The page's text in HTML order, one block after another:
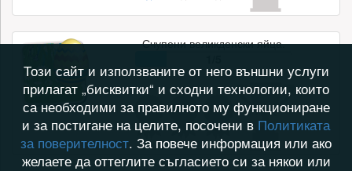
Счупени великденски яйца.
Този сайт и използваните от него външни услуги
прилагат „бисквитки“ и сходни технологии, които
са необходими за правилното му функциониране
и за постигане на целите, посочени в Политиката
за поверителност. За повече информация или ако
желаете да оттеглите съгласието си за някои или